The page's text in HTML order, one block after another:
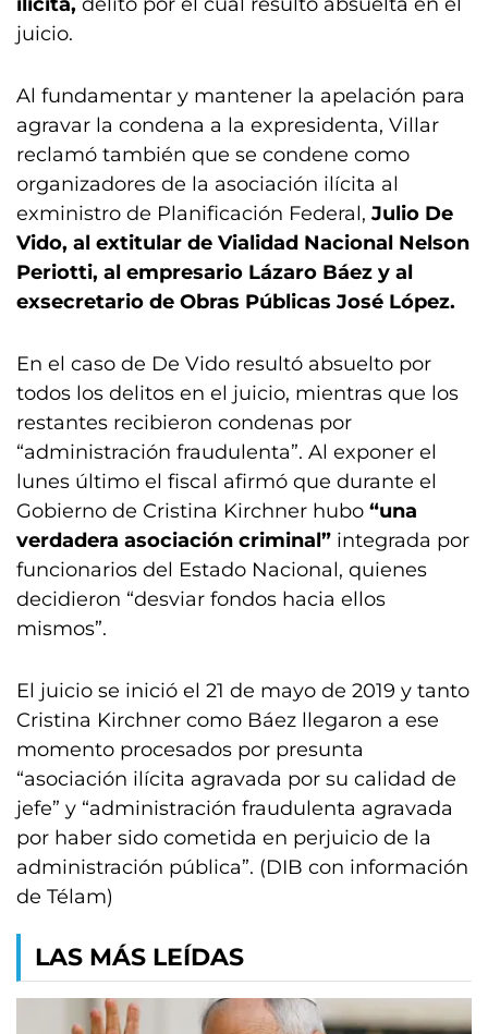
juicio.
Al fundamentar y mantener la apelación para
agravar la condena a la expresidenta, Villar
reclamó también que se condene como
organizadores de la asociación ilícita al
exministro de Planificación Federal, Julio De
Vido, al extitular de Vialidad Nacional Nelson
Periotti, al empresario Lázaro Báez y al
exsecretario de Obras Públicas José López.
En el caso de De Vido resultó absuelto por
todos los delitos en el juicio, mientras que los
restantes recibieron condenas por
“administración fraudulenta”. Al exponer el
lunes último el fiscal afirmó que durante el
Gobierno de Cristina Kirchner hubo “una
verdadera asociación criminal” integrada por
funcionarios del Estado Nacional, quienes
decidieron “desviar fondos hacia ellos
mismos”.
El juicio se inició el 21 de mayo de 2019 y tanto
Cristina Kirchner como Báez llegaron a ese
momento procesados por presunta
“asociación ilícita agravada por su calidad de
jefe” y “administración fraudulenta agravada
por haber sido cometida en perjuicio de la
administración pública”. (DIB con información
de Télam)
LAS MÁS LEÍDAS